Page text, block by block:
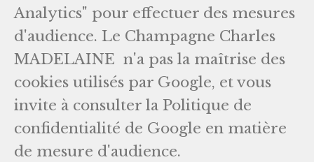
Analytics" pour effectuer des mesures
d'audience. Le Champagne Charles
MADELAINE n'a pas la maîtrise des
cookies utilisés par Google, et vous
invite à consulter la Politique de
confidentialité de Google en matière
de mesure d'audience.